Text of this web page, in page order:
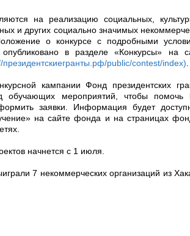
на реализацию социальных,
и других социально значимых
о конкурсе с подробными
в разделе «Конкурсы» на
президентскиегранты.рф/public/contest/index).
кампании Фонд президентских
обучающих мероприятий, чтобы
заявки. Информация будет
на сайте фонда и на страницах
начнется с 1 июля.
7 некоммерческих организаций из